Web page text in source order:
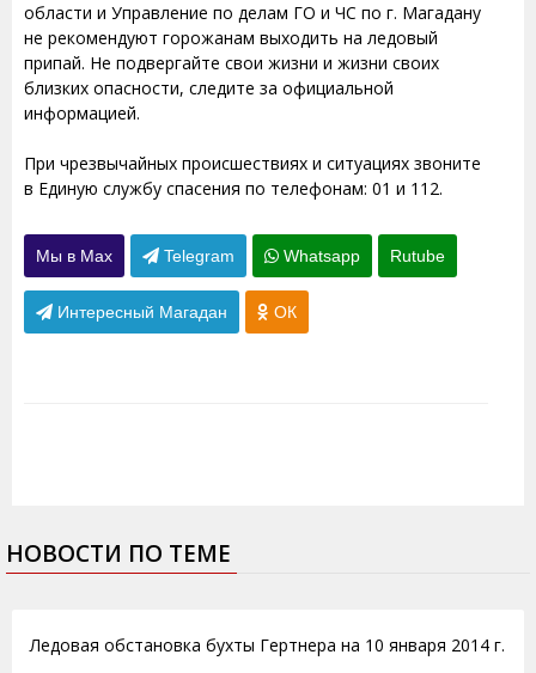
области и Управление по делам ГО и ЧС по г. Магадану
не рекомендуют горожанам выходить на ледовый
припай. Не подвергайте свои жизни и жизни своих
близких опасности, следите за официальной
информацией.
При чрезвычайных происшествиях и ситуациях звоните
в Единую службу спасения по телефонам: 01 и 112.
Мы в Max Telegram Whatsapp Rutube
Интересный Магадан ОК
НОВОСТИ ПО ТЕМЕ
Ледовая обстановка бухты Гертнера на 10 января 2014 г.